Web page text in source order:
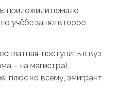
приложили немало
учёбе занял второе
поступить в вуз
– на магистра),
плюс ко всему, эмигрант